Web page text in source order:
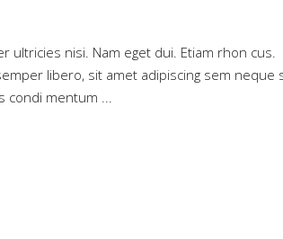
ultricies nisi. Nam eget dui. Etiam rhon cus.
libero, sit amet adipiscing sem neque
condi mentum